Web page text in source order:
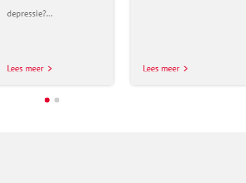
depressie?…
Lees meer Lees meer